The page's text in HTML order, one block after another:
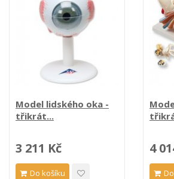
Model lidského ucha -
třikrát...
4 014 Kč
Do košíku